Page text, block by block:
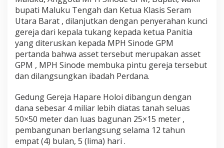
e
j
a
H
a
p
a
r
H
o
l
o
i
bupati Maluku Tengah dan Ketua Klasis Seram
Utara Barat , dilanjutkan dengan penyerahan kunci
gereja dari kepala tukang kepada ketua Panitia
yang diteruskan kepada MPH Sinode GPM
pertanda bahwa asset tersebut merupakan asset
GPM , MPH Sinode membuka pintu gereja tersebut
dan dilangsungkan ibadah Perdana.
Gedung Gereja Hapare Holoi dibangun dengan
dana sebesar 4 miliar lebih diatas tanah seluas
50×50 meter dan luas bagunan 25×15 meter ,
pembangunan berlangsung selama 12 tahun
empat (4) bulan, 5 (lima) hari .